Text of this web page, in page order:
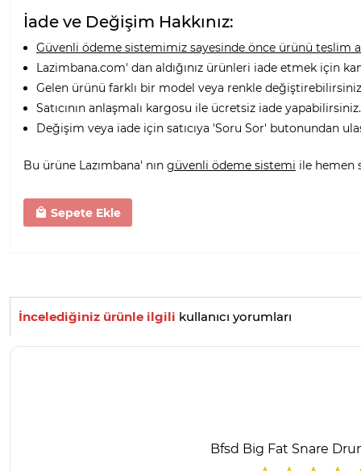
İade ve Değişim Hakkınız:
Güvenli ödeme sistemimiz sayesinde önce ürünü teslim
Lazimbana.com' dan aldığınız ürünleri iade etmek için
Gelen ürünü farklı bir model veya renkle
Satıcının anlaşmalı kargosu ile ücretsiz iade yapabilirsiniz.
Değişim veya iade için satıcıya 'Soru Sor' butonundan
Bu ürüne Lazımbana' nın güvenli ödeme sistemi ile hemen
Sepete Ekle
İncelediğiniz ürünle ilgili kullanıcı yorumları
Bfsd Big Fat Snare